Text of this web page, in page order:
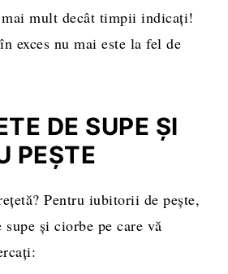
mult decât timpii indicați!
exces nu mai este la fel de
DE SUPE ȘI
PEȘTE
Pentru iubitorii de pește,
și ciorbe pe care vă